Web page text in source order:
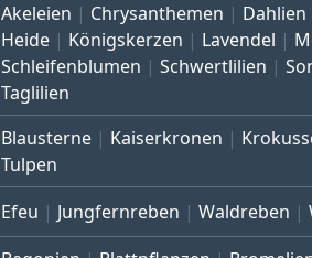
Akeleien Chrysanthemen Dahlien
Heide
Königskerzen Lavendel
Schleifenblumen
Schwertlilien
Taglilien
Blausterne Kaiserkronen
Tulpen
Efeu Jungfernreben Waldreben